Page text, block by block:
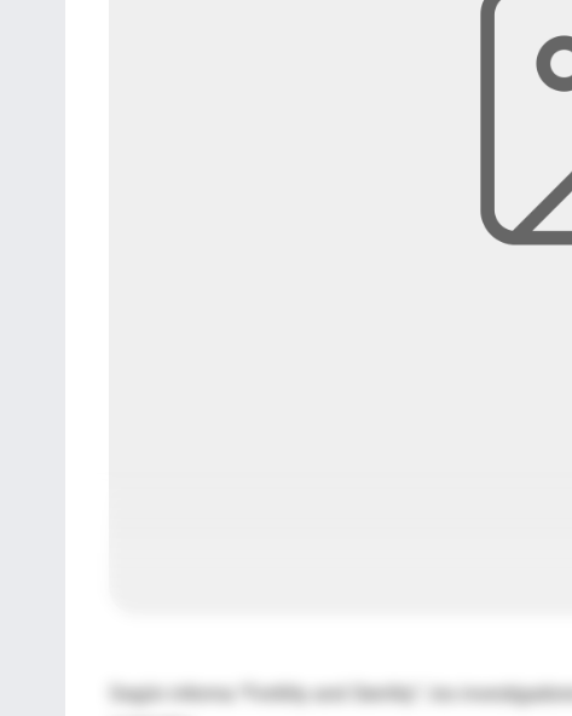
Según informa “Fertility and Sterility”, los